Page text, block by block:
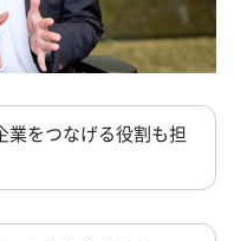
業をつなげる役割も担